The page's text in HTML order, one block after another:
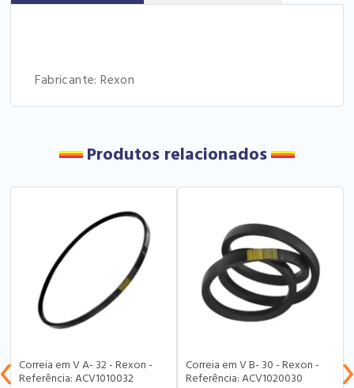
Fabricante: Rexon
Produtos relacionados
Correia em V A- 32 - Rexon -
Referência: ACV1010032
Correia em V B- 30 - Rexon -
Referência: ACV1020030